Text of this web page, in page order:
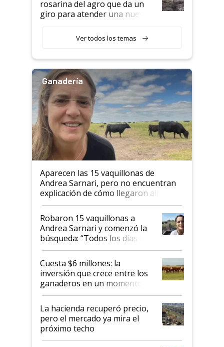
rosarina del agro que da un
giro para atender una nueva
Ver todos los temas
Ganadería
Aparecen las 15 vaquillonas de
Andrea Sarnari, pero no encuentran
explicación de cómo llegaron allí
Robaron 15 vaquillonas a
Andrea Sarnari y comenzó la
búsqueda: “Todos los días le
toca a algún productor”
Cuesta $6 millones: la
inversión que crece entre los
ganaderos en un momento
histórico para la actividad
La hacienda recuperó precio,
pero el mercado ya mira el
próximo techo